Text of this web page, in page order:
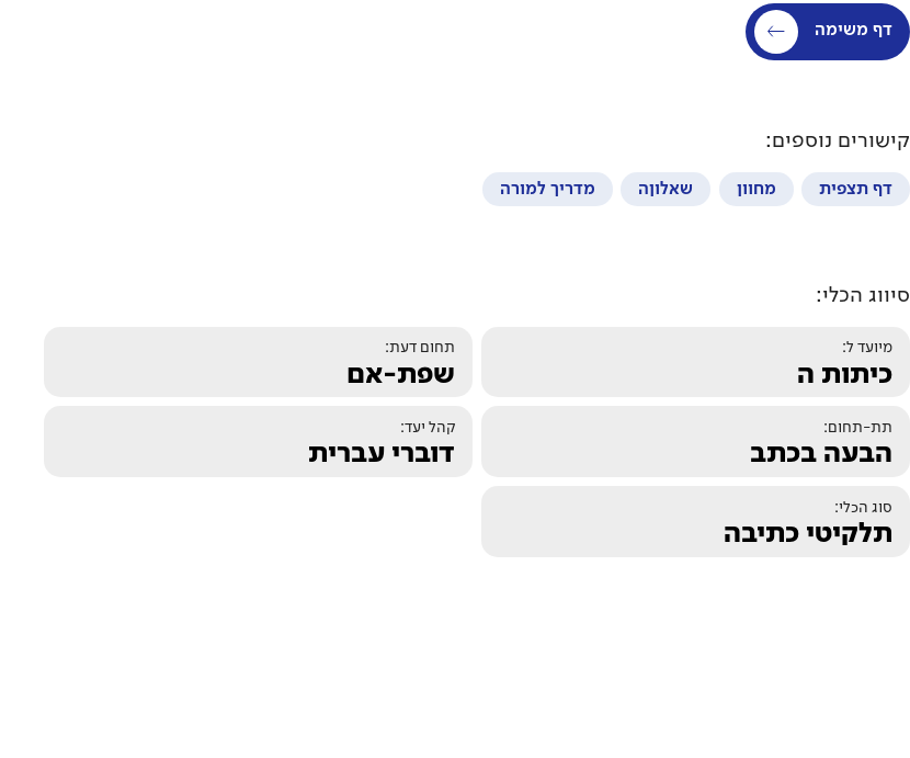
דף משימה
קישורים נוספים:
דף תצפית מחוון שאלוןה מדריך למורה
סיווג הכלי:
מיועד ל:
כיתות ה
תחום דעת:
שפת-אם
תת-תחום:
הבעה בכתב
קהל יעד:
דוברי עברית
סוג הכלי:
תלקיטי כתיבה